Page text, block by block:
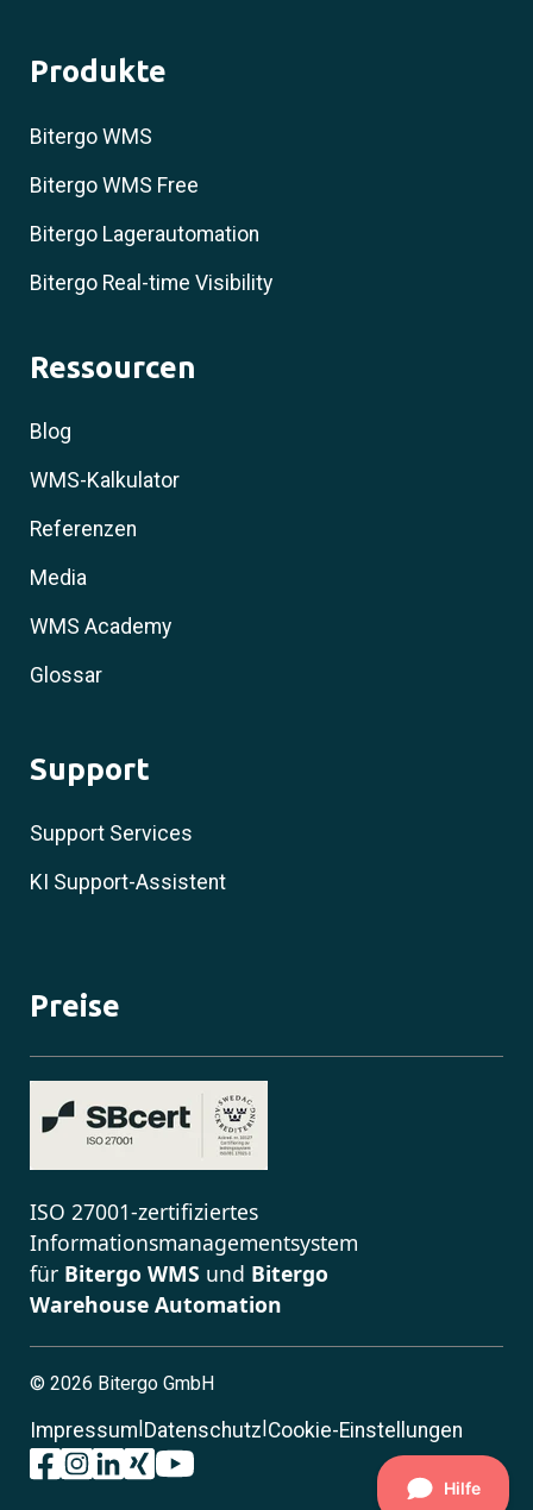
Produkte
Bitergo WMS
Bitergo WMS Free
Bitergo Lagerautomation
Bitergo Real-time Visibility
Ressourcen
Blog
WMS-Kalkulator
Referenzen
Media
WMS Academy
Glossar
Support
Support Services
KI Support-Assistent
Preise
ISO 27001-zertifiziertes
Informationsmanagementsystem
für Bitergo WMS und Bitergo
Warehouse Automation
© 2026 Bitergo GmbH
Impressum|Datenschutz|Cookie-Einstellungen